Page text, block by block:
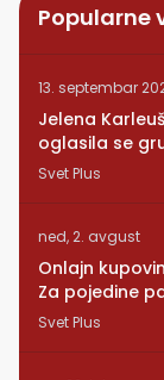
Popularne
13. septembar
Jelena
oglasila se
RUNDE je naša!
Svet Plus
ned, 2. avgust
Onlajn
Za pojedine
Svet Plus